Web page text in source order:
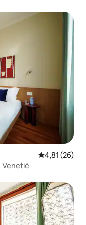
Gemiddelde
4,81 (26)
Venetië